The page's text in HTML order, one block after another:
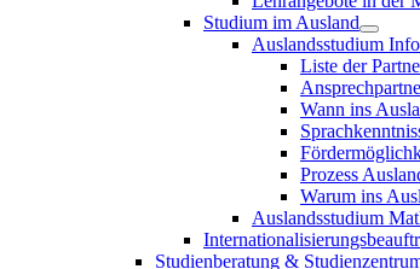
Studium im Ausland
Auslandsstudium
Liste der
Wann ins
Prozess
Warum ins
Auslandsstudium
Studienberatung &